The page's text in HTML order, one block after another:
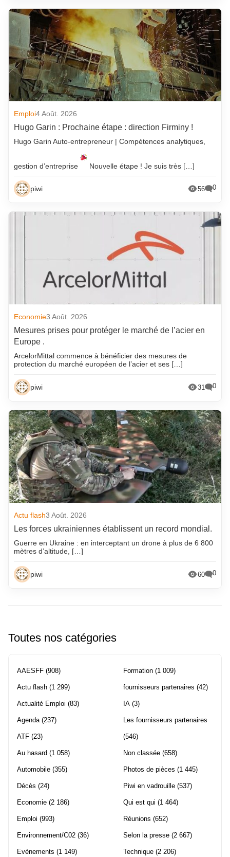
Emploi4 Août. 2026
Hugo Garin : Prochaine étape : direction Firminy !
Hugo Garin Auto-entrepreneur | Compétences analytiques,
gestion d’entreprise Nouvelle étape ! Je suis très […]
piwi 56 0
Economie3 Août. 2026
Mesures prises pour protéger le marché de l’acier en
Europe .
ArcelorMittal commence à bénéficier des mesures de
protection du marché européen de l’acier et ses […]
piwi 31 0
Actu flash3 Août. 2026
Les forces ukrainiennes établissent un record mondial.
Guerre en Ukraine : en interceptant un drone à plus de 6 800
mètres d’altitude, […]
piwi 60 0
Toutes nos catégories
AAESFF (908)
Actu flash (1 299)
Actualité Emploi (83)
Agenda(237)
ATF (23)
Au hasard (1 058)
Automobile (355)
Décès (24)
Economie (2 186)
Emploi (993)
Environnement/C02 (36)
Evènements (1 149)
Formation (1 009)
fournisseurs partenaires (42)
IA (3)
Les fournisseurs partenaires
(546)
Non classée (658)
Photos de pièces (1 445)
Piwi en vadrouille (537)
Qui est qui (1 464)
Réunions (652)
Selon la presse (2 667)
Technique (2 206)